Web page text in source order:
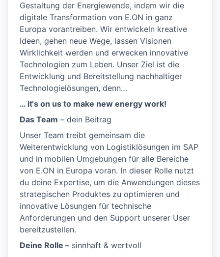
Gestaltung der Energiewende, indem wir die
digitale Transformation von E.ON in ganz
Europa vorantreiben. Wir entwickeln kreative
Ideen, gehen neue Wege, lassen Visionen
Wirklichkeit werden und erwecken innovative
Technologien zum Leben. Unser Ziel ist die
Entwicklung und Bereitstellung nachhaltiger
Technologielösungen, denn…
… it‘s on us to make new energy work!
Das Team – dein Beitrag
Unser Team treibt gemeinsam die
Weiterentwicklung von Logistiklösungen im SAP
und in mobilen Umgebungen für alle Bereiche
von E.ON in Europa voran. In dieser Rolle nutzt
du deine Expertise, um die Anwendungen dieses
strategischen Produktes zu optimieren und
innovative Lösungen für technische
Anforderungen und den Support unserer User
bereitzustellen.
Deine Rolle – sinnhaft & wertvoll